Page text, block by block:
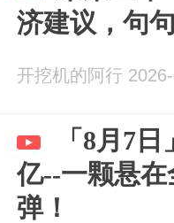
济建议，句
开挖机的阿行
「8月7
亿--一颗悬
弹！